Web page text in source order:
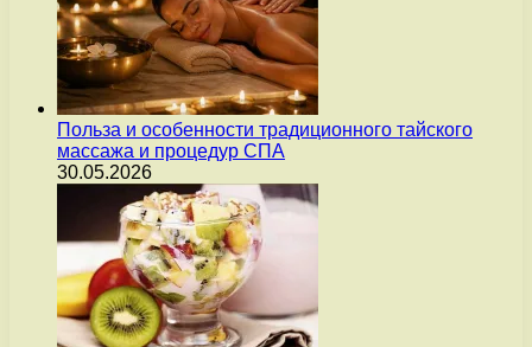
Польза и особенности традиционного тайского
массажа и процедур СПА
30.05.2026